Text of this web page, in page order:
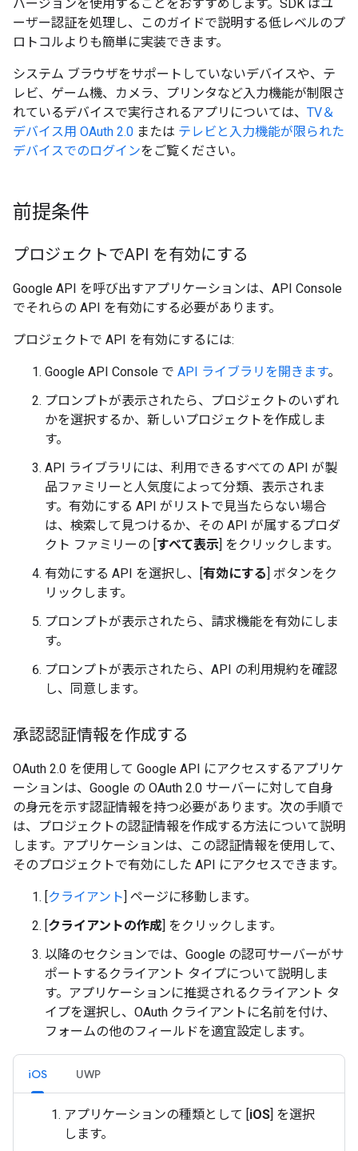
バージョンを使用することをおすすめします。SDK はユ
ーザー認証を処理し、このガイドで説明する低レベルのプ
ロトコルよりも簡単に実装できます。
システム ブラウザをサポートしていないデバイスや、テ
レビ、ゲーム機、カメラ、プリンタなど入力機能が制限さ
れているデバイスで実行されるアプリについては、 TV＆
デバイス用 OAuth 2.0 または テレビと入力機能が限られた
デバイスでのログインをご覧ください。
前提条件
プロジェクトでAPI を有効にする
Google API を呼び出すアプリケーションは、API Console
でそれらの API を有効にする必要があります。
プロジェクトで API を有効にするには:
Google API Console で API ライブラリを開きます。
プロンプトが表示されたら、プロジェクトのいずれ
かを選択するか、新しいプロジェクトを作成しま
す。
API ライブラリには、利用できるすべての API が製
品ファミリーと人気度によって分類、表示されま
す。有効にする API がリストで見当たらない場合
は、検索して見つけるか、その API が属するプロダ
クト ファミリーの [すべて表示] をクリックします。
有効にする API を選択し、[有効にする] ボタンをク
リックします。
プロンプトが表示されたら、請求機能を有効にしま
す。
プロンプトが表示されたら、API の利用規約を確認
し、同意します。
承認認証情報を作成する
OAuth 2.0 を使用して Google API にアクセスするアプリケ
ーションは、Google の OAuth 2.0 サーバーに対して自身
の身元を示す認証情報を持つ必要があります。次の手順で
は、プロジェクトの認証情報を作成する方法について説明
します。アプリケーションは、この認証情報を使用して、
そのプロジェクトで有効にした API にアクセスできます。
[クライアント] ページに移動します。
[クライアントの作成] をクリックします。
以降のセクションでは、Google の認可サーバーがサ
ポートするクライアント タイプについて説明しま
す。アプリケーションに推奨されるクライアント タ
イプを選択し、OAuth クライアントに名前を付け、
フォームの他のフィールドを適宜設定します。
iOS UWP
アプリケーションの種類として [iOS] を選択
します。